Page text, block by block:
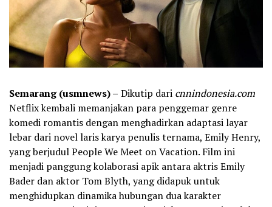
Semarang (usmnews) – Dikutip dari cnnindonesia.com
Netflix kembali memanjakan para penggemar genre
komedi romantis dengan menghadirkan adaptasi layar
lebar dari novel laris karya penulis ternama, Emily Henry,
yang berjudul People We Meet on Vacation. Film ini
menjadi panggung kolaborasi apik antara aktris Emily
Bader dan aktor Tom Blyth, yang didapuk untuk
menghidupkan dinamika hubungan dua karakter